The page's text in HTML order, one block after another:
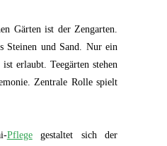
Gärten ist der Zengarten.
Steinen und Sand. Nur ein
erlaubt. Teegärten stehen
Zentrale Rolle spielt
Pflegegestaltet sich der